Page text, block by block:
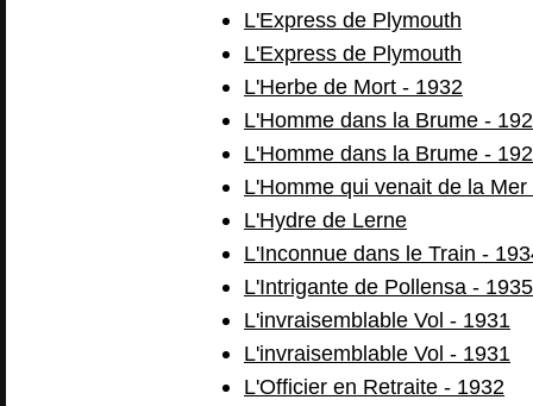
L'Express de Plymouth
L'Express de Plymouth
L'Herbe de Mort - 1932
L'Homme dans la Brume -
L'Homme dans la Brume -
L'Homme qui venait de la Mer
L'Hydre de Lerne
L'Inconnue dans le Train -
L'Intrigante de Pollensa - 1935
L'invraisemblable Vol - 1931
L'invraisemblable Vol - 1931
L'Officier en Retraite - 1932